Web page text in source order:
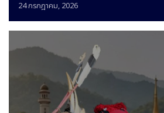
24 กรกฎาคม, 2026